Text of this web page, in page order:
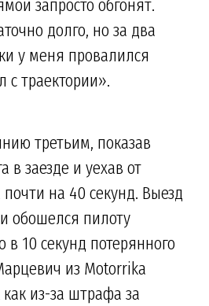
запросто обгонят.
долго, но за два
у меня провалился
с траектории».
третьим, показав
в заезде и уехав от
на 40 секунд. Выезд
обошелся пилоту
10 секунд потерянного
из Motorrika
из-за штрафа за